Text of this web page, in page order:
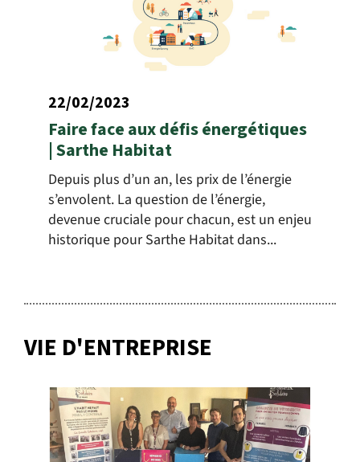
22/02/2023
Faire face aux défis énergétiques
| Sarthe Habitat
Depuis plus d’un an, les prix de l’énergie
s’envolent. La question de l’énergie,
devenue cruciale pour chacun, est un enjeu
historique pour Sarthe Habitat dans...
VIE D'ENTREPRISE